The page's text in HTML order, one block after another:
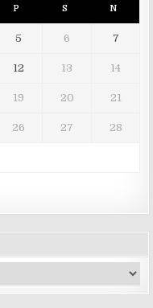
P S N
5 6 7
12 13 14
19 20 21
26 27 28